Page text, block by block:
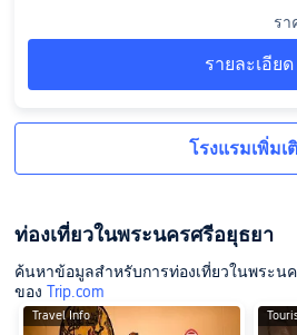
รา
รายละเอียด
โรงแรมเพิ่มเ
ท่องเที่ยวในพระนครศรีอยุธยา
ค้นหาข้อมูลสำหรับการท่องเที่ยวในพระน
ของ Trip.com
Travel Info